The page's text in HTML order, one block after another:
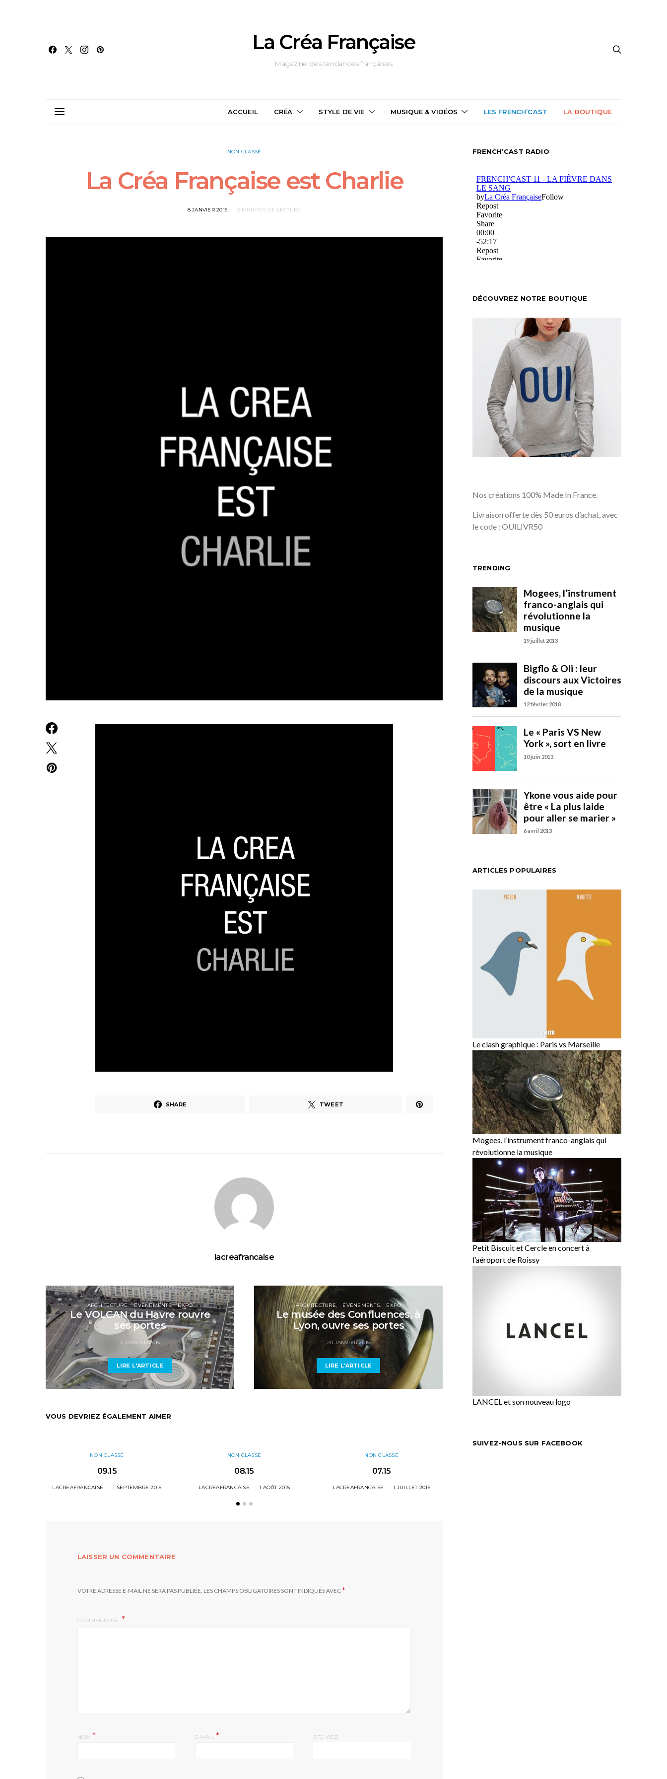
La Créa Française
Magazine des tendances françaises
ACCUEIL CRÉA STYLE DE VIE MUSIQUE & VIDÉOS LES FRENCH’CAST LA BOUTIQUE
NON CLASSÉ
La Créa Française est Charlie
8 JANVIER 2015 0 MINUTES DE LECTURE
SHARE TWEET
lacreafrancaise
ARCHITECTURE ÉVÈNEMENTS EXPO
Le VOLCAN du Havre rouvre
ses portes
2 JANVIER 2015
LIRE L'ARTICLE
ARCHITECTURE ÉVÈNEMENTS EXPO
Le musée des Confluences, à
Lyon, ouvre ses portes
20 JANVIER 2015
LIRE L'ARTICLE
VOUS DEVRIEZ ÉGALEMENT AIMER
NON CLASSÉ
09.15
LACREAFRANCAISE 1 SEPTEMBRE 2015
NON CLASSÉ
08.15
LACREAFRANCAISE 1 AOÛT 2015
NON CLASSÉ
07.15
LACREAFRANCAISE 1 JUILLET 2015
LAISSER UN COMMENTAIRE
VOTRE ADRESSE E-MAIL NE SERA PAS PUBLIÉE. LES CHAMPS OBLIGATOIRES SONT INDIQUÉS AVEC*
COMMENTAIRE
NOM * E-MAIL * SITE WEB
FRENCH’CAST RADIO
DÉCOUVREZ NOTRE BOUTIQUE
Nos créations 100% Made In France.
Livraison offerte dès 50 euros d’achat, avec
le code : OUILIVR50
TRENDING
ARTICLES POPULAIRES
Le clash graphique : Paris vs Marseille
Mogees, l’instrument franco-anglais qui
révolutionne la musique
Petit Biscuit et Cercle en concert à
l’aéroport de Roissy
LANCEL et son nouveau logo
SUIVEZ-NOUS SUR FACEBOOK